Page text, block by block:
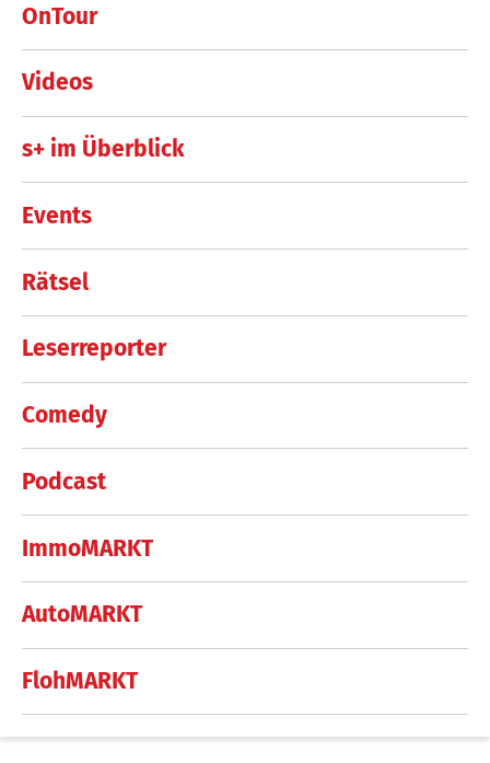
OnTour
Videos
s+ im Überblick
Events
Rätsel
Leserreporter
Comedy
Podcast
ImmoMARKT
AutoMARKT
FlohMARKT